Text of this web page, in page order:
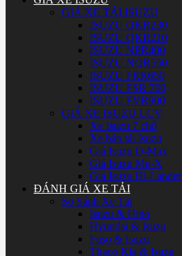
GIÁ XE TẢI ISUZU
ISUZU QKR230
ISUZU QKR210
ISUZU NPR400
ISUZU NQR550
ISUZU FRR650
ISUZU FSR 700
ISUZU FVR900
GIÁ XE ISUZU LCV
Xe Isuzu 7 chổ
Xe bán tải Isuzu
Giá Isuzu D-Max
Giá Isuzu Mu-X
Giá Isuzu Hi-Lander
ĐÁNH GIÁ XE TẢI
So Sánh Xe Tải
Isuzu & Hino
Hyundai & Isuzu
Fuso & Isuzu
Thaco Kia & Isuzu